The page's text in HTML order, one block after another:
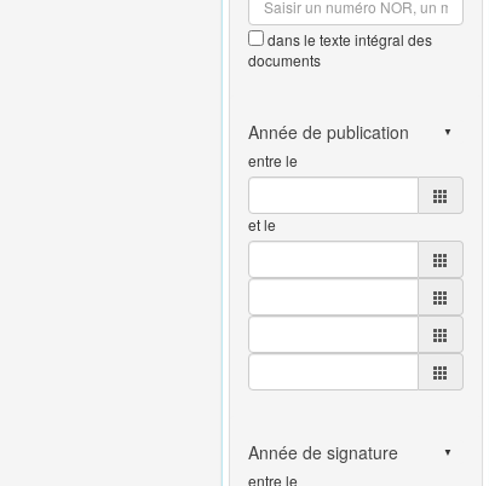
dans le texte intégral des
documents
entre le
et le
entre le